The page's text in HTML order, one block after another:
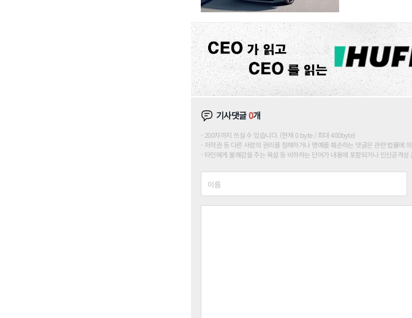
기사댓글0개
200자까지 쓰실 수 있습니다. (현재 0 byte / 최대 400byte)
저작권 등 다른 사람의 권리를 침해하거나 명예를 훼손하는 댓글은 관련 법률에
타인에게 불쾌감을 주는 욕설 등 비하하는 단어가 내용에 포함되거나 인신공격